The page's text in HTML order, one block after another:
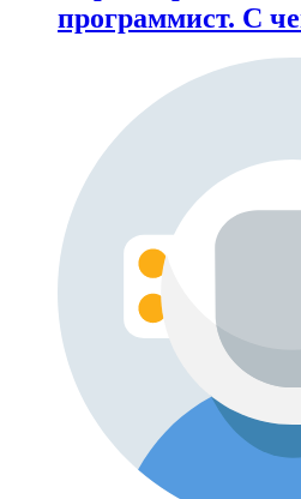
программист. С